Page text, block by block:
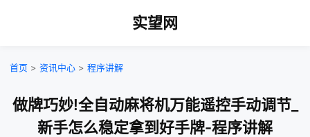
实望网
首页 > 资讯中心 > 程序讲解
做牌巧妙!全自动麻将机万能遥控手动调节_
新手怎么稳定拿到好手牌-程序讲解